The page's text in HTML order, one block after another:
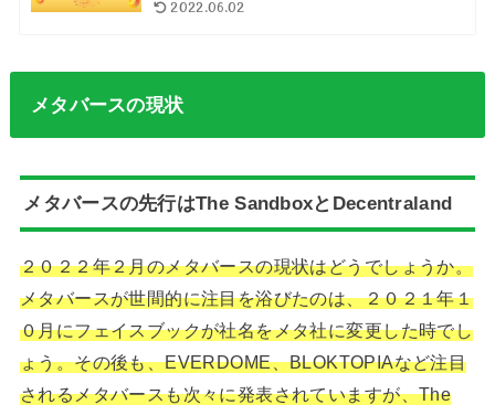
2022.06.02
メタバースの現状
メタバースの先行はThe SandboxとDecentraland
２０２２年２月のメタバースの現状はどうでしょうか。
メタバースが世間的に注目を浴びたのは、２０２１年１
０月にフェイスブックが社名をメタ社に変更した時でし
ょう。その後も、EVERDOME、BLOKTOPIAなど注目
されるメタバースも次々に発表されていますが、The